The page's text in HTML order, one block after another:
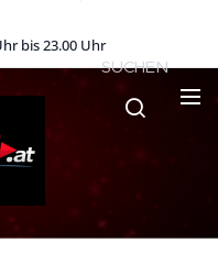
bis 23.00 Uhr
SUCHEN